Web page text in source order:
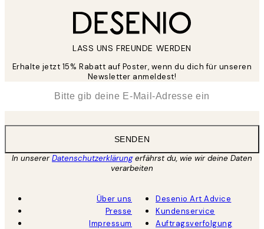
LASS UNS FREUNDE WERDEN
Erhalte jetzt 15% Rabatt auf Poster, wenn du dich für unseren
Newsletter anmeldest!
SENDEN
In unsererDatenschutzerklärungerfährst du, wie wir deine Daten
verarbeiten
Über uns
Presse
Impressum
Desenio Art Advice
Kundenservice
Auftragsverfolgung